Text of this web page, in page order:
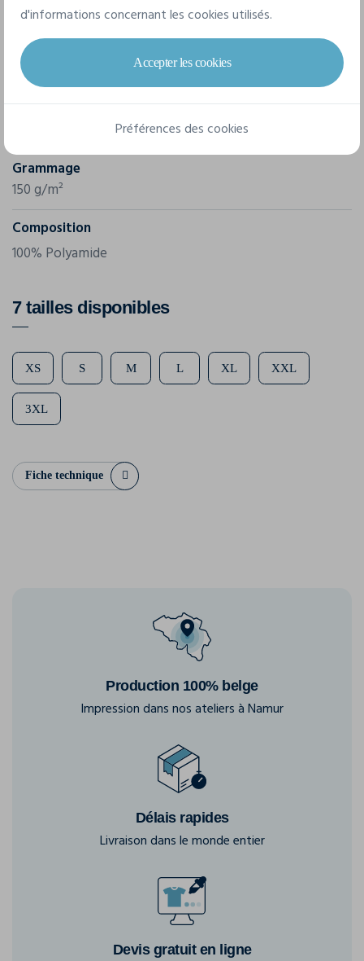
Marque
Kariban
Référence
Grammage
150 g/m²
Composition
100% Polyamide
7 tailles disponibles
XS S M L XL XXL
3XL
Fiche technique
Production 100% belge
Impression dans nos ateliers à Namur
Délais rapides
Livraison dans le monde entier
Devis gratuit en ligne
d'informations concernant les cookies utilisés.
Accepter les cookies
Préférences des cookies